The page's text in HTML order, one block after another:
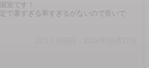
室です！
で暑すぎる寒すぎるがないので良いで